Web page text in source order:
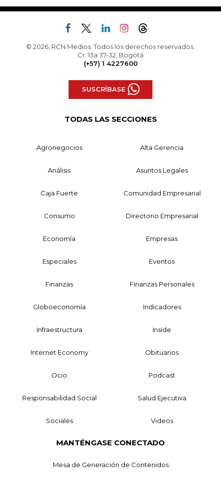
© 2026, RCN Medios. Todos los derechos reservados.
Cr. 13a 37-32, Bogotá
(+57) 1 4227600
SUSCRÍBASE
TODAS LAS SECCIONES
Agronegocios Alta Gerencia
Análisis Asuntos Legales
Caja Fuerte Comunidad Empresarial
Consumo Directorio Empresarial
Economía Empresas
Especiales Eventos
Finanzas Finanzas Personales
Globoeconomía Indicadores
Infraestructura Inside
Internet Economy Obituarios
Ocio Podcast
Responsabilidad Social Salud Ejecutiva
Sociales Videos
MANTÉNGASE CONECTADO
Mesa de Generación de Contenidos